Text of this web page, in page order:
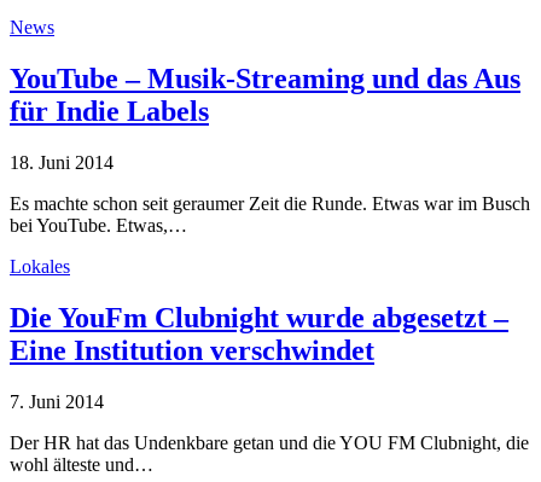
News
YouTube – Musik-Streaming und das Aus
für Indie Labels
18. Juni 2014
Es machte schon seit geraumer Zeit die Runde. Etwas war im Busch
bei YouTube. Etwas,…
Lokales
Die YouFm Clubnight wurde abgesetzt –
Eine Institution verschwindet
7. Juni 2014
Der HR hat das Undenkbare getan und die YOU FM Clubnight, die
wohl älteste und…